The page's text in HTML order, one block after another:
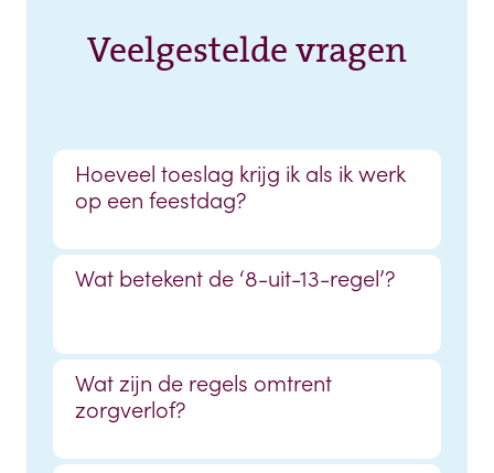
Veelgestelde vragen
Hoeveel toeslag krijg ik als ik werk
op een feestdag?
Wat betekent de ‘8-uit-13-regel’?
Wat zijn de regels omtrent
zorgverlof?